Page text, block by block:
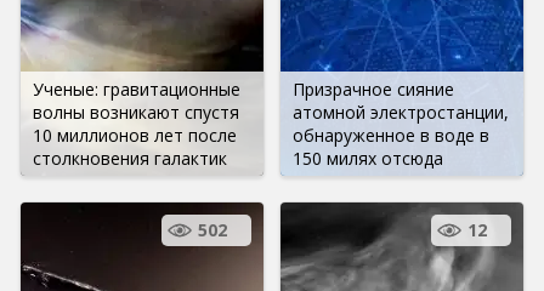
Ученые: гравитационные
волны возникают спустя
10 миллионов лет после
столкновения галактик
Призрачное сияние
атомной электростанции,
обнаруженное в воде в
150 милях отсюда
502 12